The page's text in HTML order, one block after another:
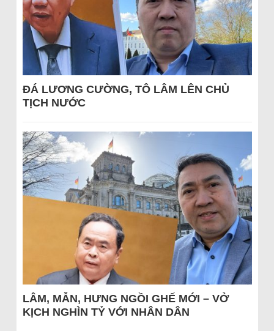
ĐÁ LƯƠNG CƯỜNG, TÔ LÂM LÊN CHỦ
TỊCH NƯỚC
LÂM, MẪN, HƯNG NGỒI GHẾ MỚI – VỞ
KỊCH NGHÌN TỶ VỚI NHÂN DÂN